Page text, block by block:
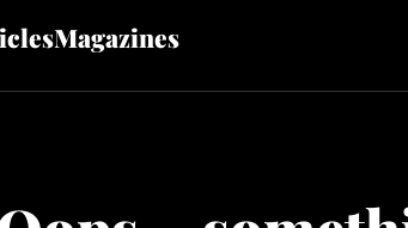
Magazines